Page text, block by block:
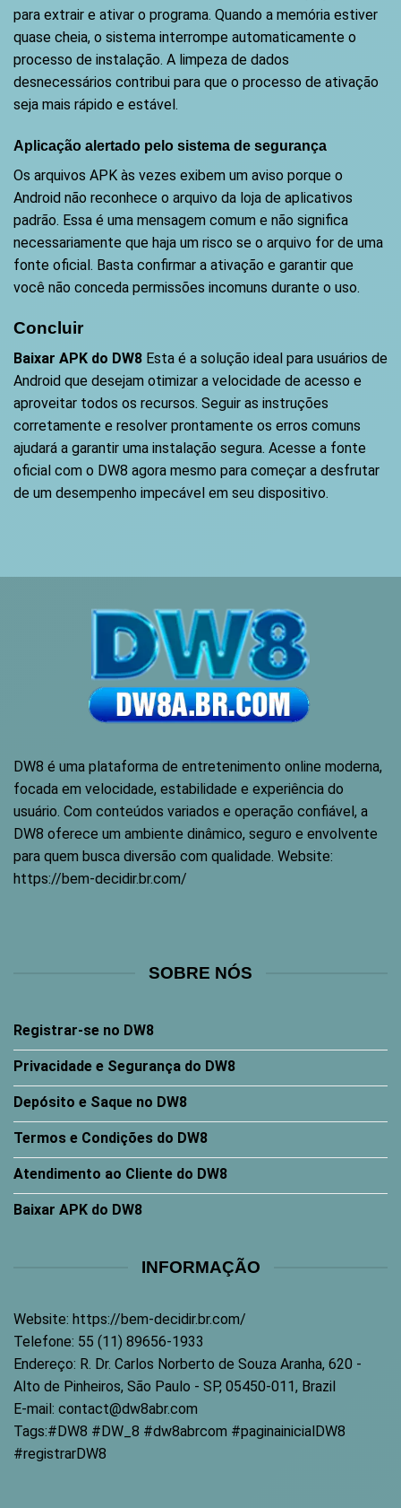
para extrair e ativar o programa. Quando a memória estiver
quase cheia, o sistema interrompe automaticamente o
processo de instalação. A limpeza de dados
desnecessários contribui para que o processo de ativação
seja mais rápido e estável.
Aplicação alertado pelo sistema de segurança
Os arquivos APK às vezes exibem um aviso porque o
Android não reconhece o arquivo da loja de aplicativos
padrão. Essa é uma mensagem comum e não significa
necessariamente que haja um risco se o arquivo for de uma
fonte oficial. Basta confirmar a ativação e garantir que
você não conceda permissões incomuns durante o uso.
Concluir
Baixar APK do DW8 Esta é a solução ideal para usuários de
Android que desejam otimizar a velocidade de acesso e
aproveitar todos os recursos. Seguir as instruções
corretamente e resolver prontamente os erros comuns
ajudará a garantir uma instalação segura. Acesse a fonte
oficial com o DW8 agora mesmo para começar a desfrutar
de um desempenho impecável em seu dispositivo.
DW8 é uma plataforma de entretenimento online moderna,
focada em velocidade, estabilidade e experiência do
usuário. Com conteúdos variados e operação confiável, a
DW8 oferece um ambiente dinâmico, seguro e envolvente
para quem busca diversão com qualidade. Website:
https://bem-decidir.br.com/
SOBRE NÓS
Registrar-se no DW8
Privacidade e Segurança do DW8
Depósito e Saque no DW8
Termos e Condições do DW8
Atendimento ao Cliente do DW8
Baixar APK do DW8
INFORMAÇÃO
Website: https://bem-decidir.br.com/
Telefone: 55 (11) 89656-1933
Endereço: R. Dr. Carlos Norberto de Souza Aranha, 620 -
Alto de Pinheiros, São Paulo - SP, 05450-011, Brazil
E-mail: contact@dw8abr.com
Tags:#DW8 #DW_8 #dw8abrcom #paginainicialDW8
#registrarDW8